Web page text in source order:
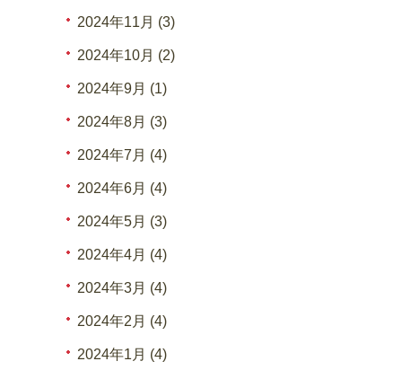
2024年11月 (3)
2024年10月 (2)
2024年9月 (1)
2024年8月 (3)
2024年7月 (4)
2024年6月 (4)
2024年5月 (3)
2024年4月 (4)
2024年3月 (4)
2024年2月 (4)
2024年1月 (4)